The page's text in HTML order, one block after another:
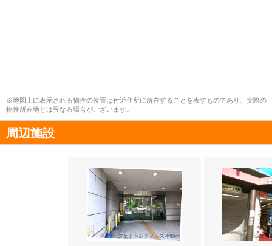
※地図上に表示される物件の位置は付近住所に所在することを表すものであり、実際の
物件所在地とは異なる場合がございます。
周辺施設